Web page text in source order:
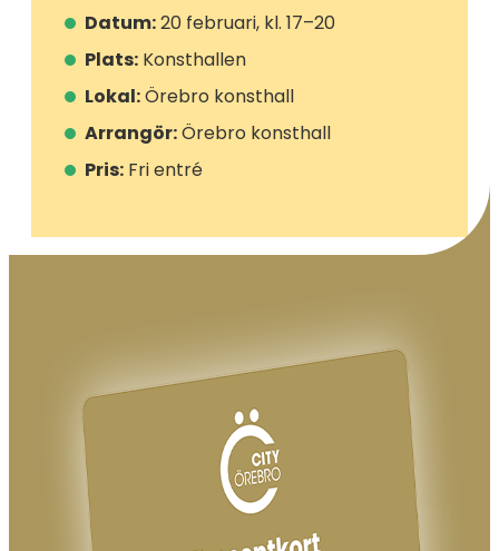
Datum:20 februari, kl. 17–20
Plats: Konsthallen
Lokal:Örebro konsthall
Arrangör:Örebro konsthall
Pris: Fri entré